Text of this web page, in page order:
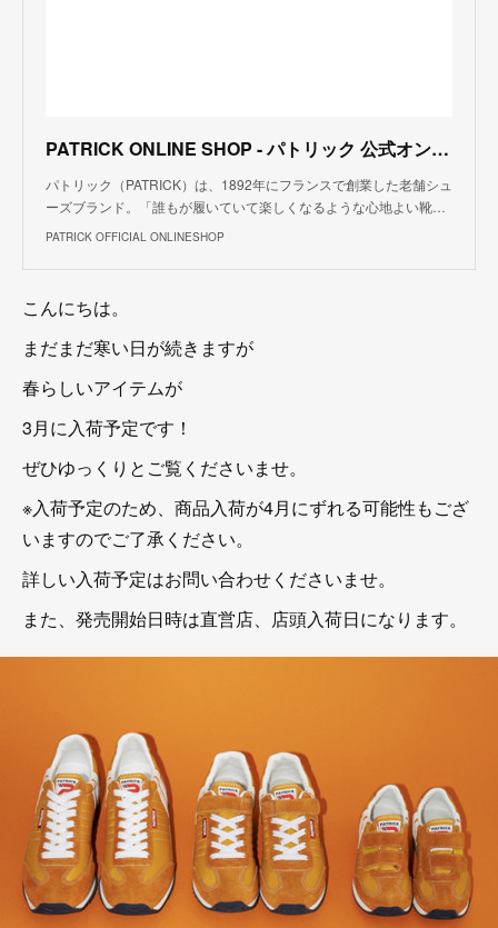
PATRICK ONLINE SHOP - パトリック 公式オンラインショップ
パトリック（PATRICK）は、1892年にフランスで創業した老舗シュ
ーズブランド。「誰もが履いていて楽しくなるような心地よい靴…
PATRICK OFFICIAL ONLINESHOP
こんにちは。
まだまだ寒い日が続きますが
春らしいアイテムが
3月に入荷予定です！
ぜひゆっくりとご覧くださいませ。
※入荷予定のため、商品入荷が4月にずれる可能性もござ
いますのでご了承ください。
詳しい入荷予定はお問い合わせくださいませ。
また、発売開始日時は直営店、店頭入荷日になります。